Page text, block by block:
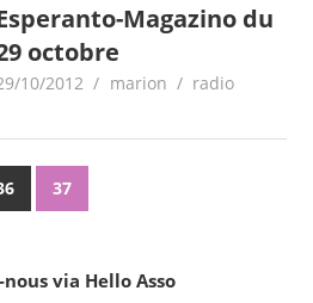
Magazino du
octobre
10/2012 marion radio
37
via Hello Asso